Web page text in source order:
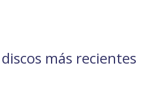
más recientes